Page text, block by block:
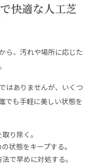
快適な人工芝
ら、汚れや場所に応じた
はありませんが、いくつ
でも手軽に美しい状態を
り除く。
状態をキープする。
で早めに対処する。